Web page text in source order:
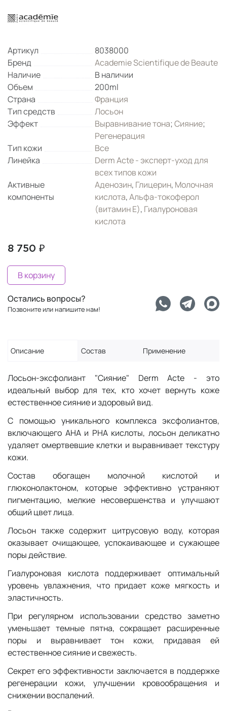
Артикул
8038000
Бренд
Academie Scientifique de Beaute
Наличие
В наличии
Объем
200ml
Страна
Франция
Тип средств
Лосьон
Эффект
Выравнивание тона;Сияние;
Регенерация
Тип кожи
Все
Линейка
Derm Acte - эксперт-уход для
всех типов кожи
Активные
компоненты
Аденозин, Глицерин, Молочная
кислота,Альфа-токоферол
(витамин Е), Гиалуроновая
кислота
8 750 ₽
В корзину
Остались вопросы?
Позвоните или напишите нам!
Описание Состав Применение
Лосьон-эксфолиант "Сияние" Derm Acte - это
идеальный выбор для тех, кто хочет вернуть коже
естественное сияние и здоровый вид.
С помощью уникального комплекса эксфолиантов,
включающего AHA и PHA кислоты, лосьон деликатно
удаляет омертвевшие клетки и выравнивает текстуру
кожи.
Состав обогащен молочной кислотой и
глюконолактоном, которые эффективно устраняют
пигментацию, мелкие несовершенства и улучшают
общий цвет лица.
Лосьон также содержит цитрусовую воду, которая
оказывает очищающее, успокаивающее и сужающее
поры действие.
Гиалуроновая кислота поддерживает оптимальный
уровень увлажнения, что придает коже мягкость и
эластичность.
При регулярном использовании средство заметно
уменьшает темные пятна, сокращает расширенные
поры и выравнивает тон кожи, придавая ей
естественное сияние и свежесть.
Секрет его эффективности заключается в поддержке
регенерации кожи, улучшении кровообращения и
снижении воспалений.